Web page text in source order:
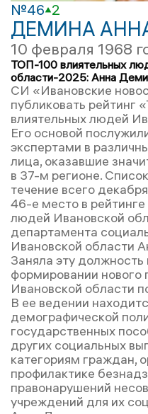
№46 2
ДЕМИНА
10 февраля 1968
ТОП-100 влиятельных
области-2025: Анна
СИ «Ивановские
публиковать
влиятельных людей
Его основой
экспертами в
лица, оказавшие
в 37-м регионе.
течение всего
46-е место в
людей Ивановской
департамента
Ивановской области
Заняла эту
формировании нового
Ивановской области
В ее ведении
демографической
государственных
других социальных
категориям граждан,
профилактике
правонарушений
учреждений для их